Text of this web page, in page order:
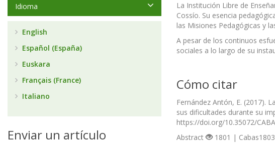
La Institución Libre de
Cossío. Su esencia
las Misiones Pedagógicas y
A pesar de los continuos
sociales a lo largo de su
Cómo citar
Fernández Antón, E. (2017).
sus dificultades durante su
https://doi.org/10.35072/
Abstract 1801 |
Idioma
English
Español (España)
Euskara
Français (France)
Italiano
Enviar un artículo